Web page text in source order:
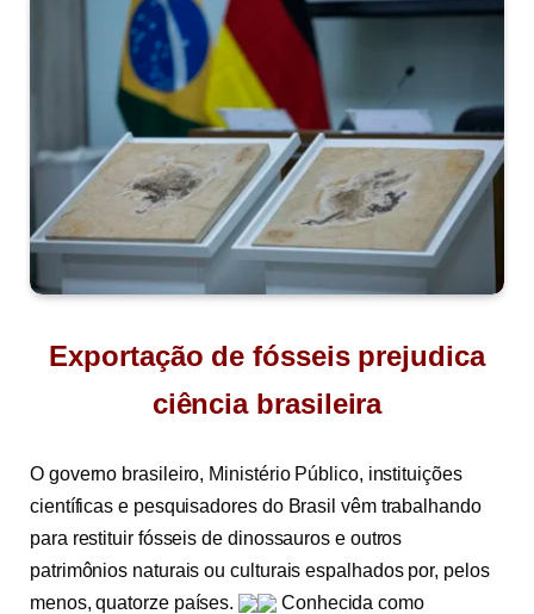
Exportação de fósseis prejudica
ciência brasileira
O governo brasileiro, Ministério Público, instituições
científicas e pesquisadores do Brasil vêm trabalhando
para restituir fósseis de dinossauros e outros
patrimônios naturais ou culturais espalhados por, pelos
menos, quatorze países.
Conhecida como